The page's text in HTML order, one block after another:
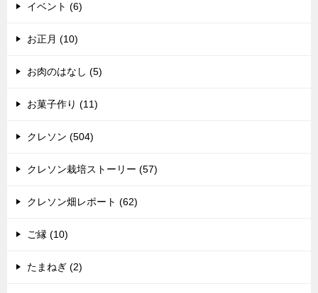
イベント (6)
お正月 (10)
お肉のはなし (5)
お菓子作り (11)
クレソン (504)
クレソン栽培ストーリー (57)
クレソン畑レポート (62)
ご縁 (10)
たまねぎ (2)